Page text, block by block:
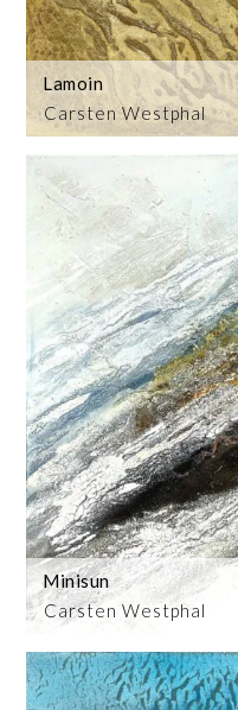
Carsten Westphal
Lamoin
Carsten Westphal
Minisun